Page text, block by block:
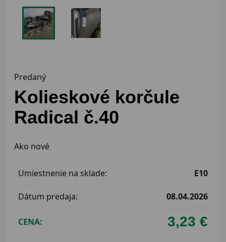
Predaný
Kolieskové korčule
Radical č.40
Ako nové
Umiestnenie na sklade: E10
Dátum predaja: 08.04.2026
CENA: 3,23 €